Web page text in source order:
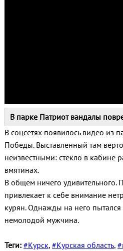
В парке Патриот вандалы
В соцсетях появилось видео из
Победы. Выставленный там
неизвестными: стекло в кабине
вмятинах.
В общем ничего удивительного.
привлекает к себе внимание
курян. Однажды на него
немолодой мужчина.
Теги: #Курск, #Курская область,